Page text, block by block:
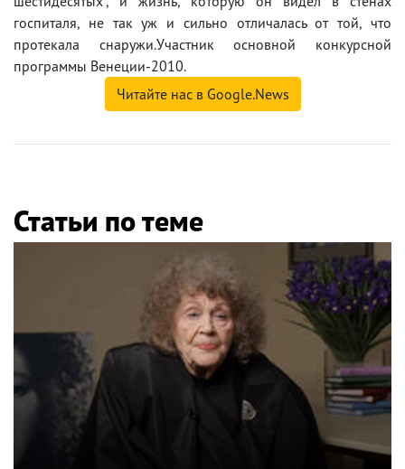
госпиталя, не так уж и сильно отличалась от той, что
протекала снаружи.Участник основной конкурсной
программы Венеции-2010.
Читайте нас в Google.News
Статьи по теме